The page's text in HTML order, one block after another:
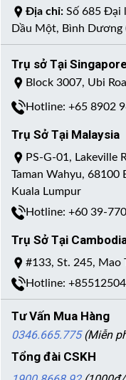
Địa chỉ: Số 685 Đại
Dầu Một, Bình Dương
Trụ sở Tại Singapore
Block 3007, Ubi
Hotline: +65 8902
Trụ Sở Tại Malaysia
PS-G-01, Lakeville
Taman Wahyu, 68100
Kuala Lumpur
Hotline: +60 39-
Trụ Sở Tại
#133, St. 245, Mao
Hotline:
Tư Vấn Mua Hàng
0346.665.775 (Miễn
Tổng đài CSKH